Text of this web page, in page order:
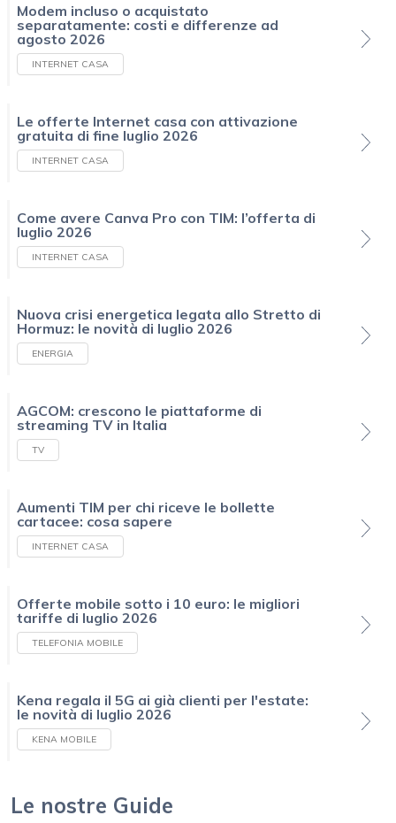
Modem incluso o acquistato
separatamente: costi e differenze ad
agosto 2026
INTERNET CASA
Le offerte Internet casa con attivazione
gratuita di fine luglio 2026
INTERNET CASA
Come avere Canva Pro con TIM: l’offerta di
luglio 2026
INTERNET CASA
Nuova crisi energetica legata allo Stretto di
Hormuz: le novità di luglio 2026
ENERGIA
AGCOM: crescono le piattaforme di
streaming TV in Italia
TV
Aumenti TIM per chi riceve le bollette
cartacee: cosa sapere
INTERNET CASA
Offerte mobile sotto i 10 euro: le migliori
tariffe di luglio 2026
TELEFONIA MOBILE
Kena regala il 5G ai già clienti per l'estate:
le novità di luglio 2026
KENA MOBILE
Le nostre Guide